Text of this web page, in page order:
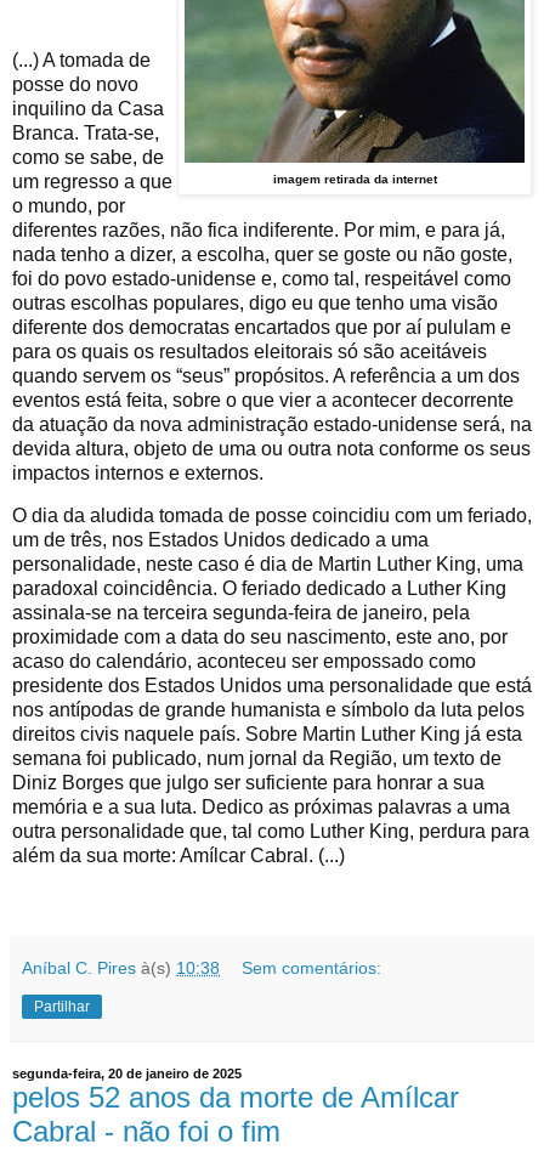
imagem retirada da internet
(...) A tomada de
posse do novo
inquilino da Casa
Branca. Trata-se,
como se sabe, de
um regresso a que
o mundo, por
diferentes razões, não fica indiferente. Por mim, e para já,
nada tenho a dizer, a escolha, quer se goste ou não goste,
foi do povo estado-unidense e, como tal, respeitável como
outras escolhas populares, digo eu que tenho uma visão
diferente dos democratas encartados que por aí pululam e
para os quais os resultados eleitorais só são aceitáveis
quando servem os “seus” propósitos. A referência a um dos
eventos está feita, sobre o que vier a acontecer decorrente
da atuação da nova administração estado-unidense será, na
devida altura, objeto de uma ou outra nota conforme os seus
impactos internos e externos.
O dia da aludida tomada de posse coincidiu com um feriado,
um de três, nos Estados Unidos dedicado a uma
personalidade, neste caso é dia de Martin Luther King, uma
paradoxal coincidência. O feriado dedicado a Luther King
assinala-se na terceira segunda-feira de janeiro, pela
proximidade com a data do seu nascimento, este ano, por
acaso do calendário, aconteceu ser empossado como
presidente dos Estados Unidos uma personalidade que está
nos antípodas de grande humanista e símbolo da luta pelos
direitos civis naquele país. Sobre Martin Luther King já esta
semana foi publicado, num jornal da Região, um texto de
Diniz Borges que julgo ser suficiente para honrar a sua
memória e a sua luta. Dedico as próximas palavras a uma
outra personalidade que, tal como Luther King, perdura para
além da sua morte: Amílcar Cabral. (...)
Aníbal C. Pires à(s) 10:38 Sem comentários:
Partilhar
segunda-feira, 20 de janeiro de 2025
pelos 52 anos da morte de Amílcar
Cabral - não foi o fim